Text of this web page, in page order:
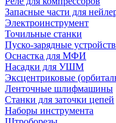
Запасные части для
Электроинструмент
Точильные станки
Пуско-зарядные
Оснастка для МФИ
Насадки для УШМ
Эксцентриковые
Ленточные шлифмашины
Станки для заточки цепей
Наборы инструмента